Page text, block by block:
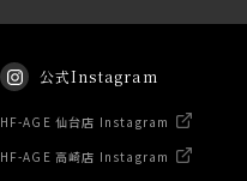
公式Instagram
HF-AGE 仙台店 Instagram
HF-AGE 高崎店 Instagram